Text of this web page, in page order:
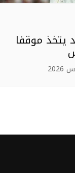
يتخذ موقفا